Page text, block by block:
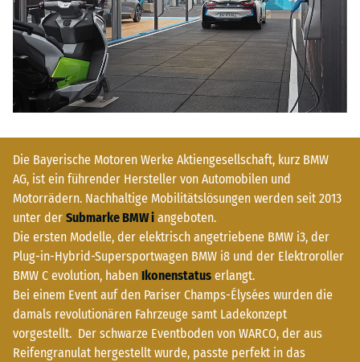
Die Bayerische Motoren Werke Aktiengesellschaft, kurz BMW
AG, ist ein führender Hersteller von Automobilen und
Motorrädern. Nachhaltige Mobilitätslösungen werden seit 2013
unter der Submarke BMW i angeboten.
Die ersten Modelle, der elektrisch angetriebene BMW i3, der
Plug-in-Hybrid-Supersportwagen BMW i8 und der Elektroroller
BMW C evolution, haben Ikonenstatus erlangt.
Bei einem Event auf den Pariser Champs-Élysées wurden die
damals revolutionären Fahrzeuge samt Ladekonzept
vorgestellt. Der schwarze Eventboden von WARCO, der aus
Reifengranulat hergestellt wurde, passte perfekt in das